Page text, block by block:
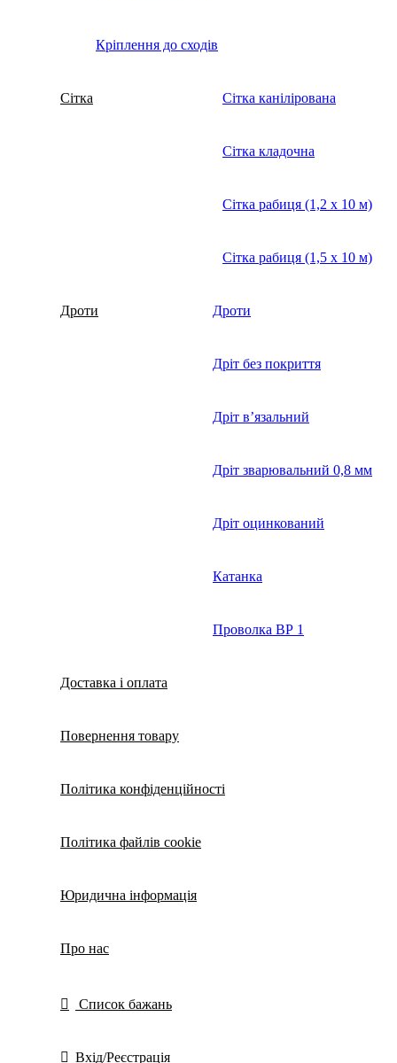
Кріплення до сходів
Сітка Сітка канілірована
Сітка кладочна
Сітка рабиця (1,2 x 10 м)
Сітка рабиця (1,5 x 10 м)
Дроти Дроти
Дріт без покриття
Дріт в’язальний
Дріт зварювальний 0,8 мм
Дріт оцинкований
Катанка
Проволка ВР 1
Доставка і оплата
Повернення товару
Політика конфіденційності
Політика файлів cookie
Юридична інформація
Про нас
Список бажань
Вхід/Реєстрація